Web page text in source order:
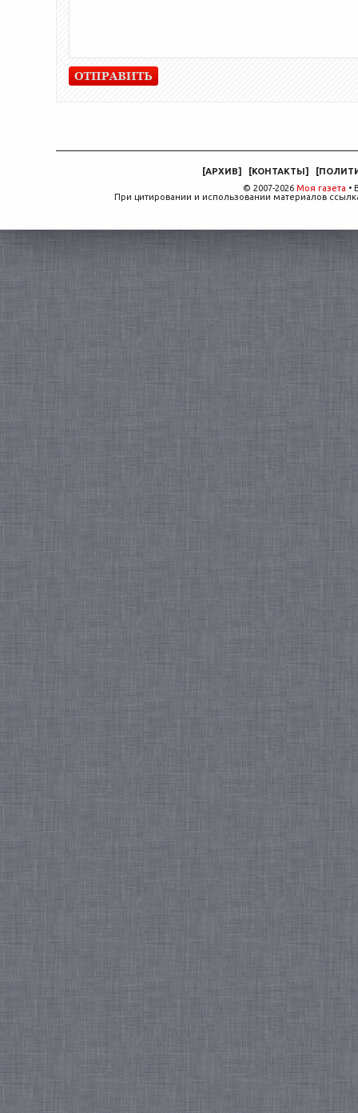
[АРХИВ] [КОНТАКТЫ] [
© 2007-2026 Моя газета •
При цитировании и использовании материалов